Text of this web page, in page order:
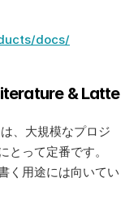
docs/
& Latte
、大規模なプロジ
とって定番です。
く用途には向いてい